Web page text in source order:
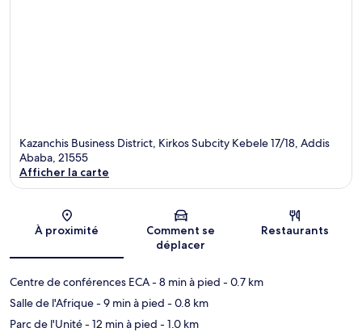
Kazanchis Business District, Kirkos Subcity Kebele 17/18, Addis
Ababa, 21555
Afficher la carte
À proximité
Comment se
déplacer
Restaurants
Centre de conférences ECA- 8 min à pied - 0.7 km
Salle de l'Afrique- 9 min à pied - 0.8 km
Parc de l'Unité- 12 min à pied - 1.0 km